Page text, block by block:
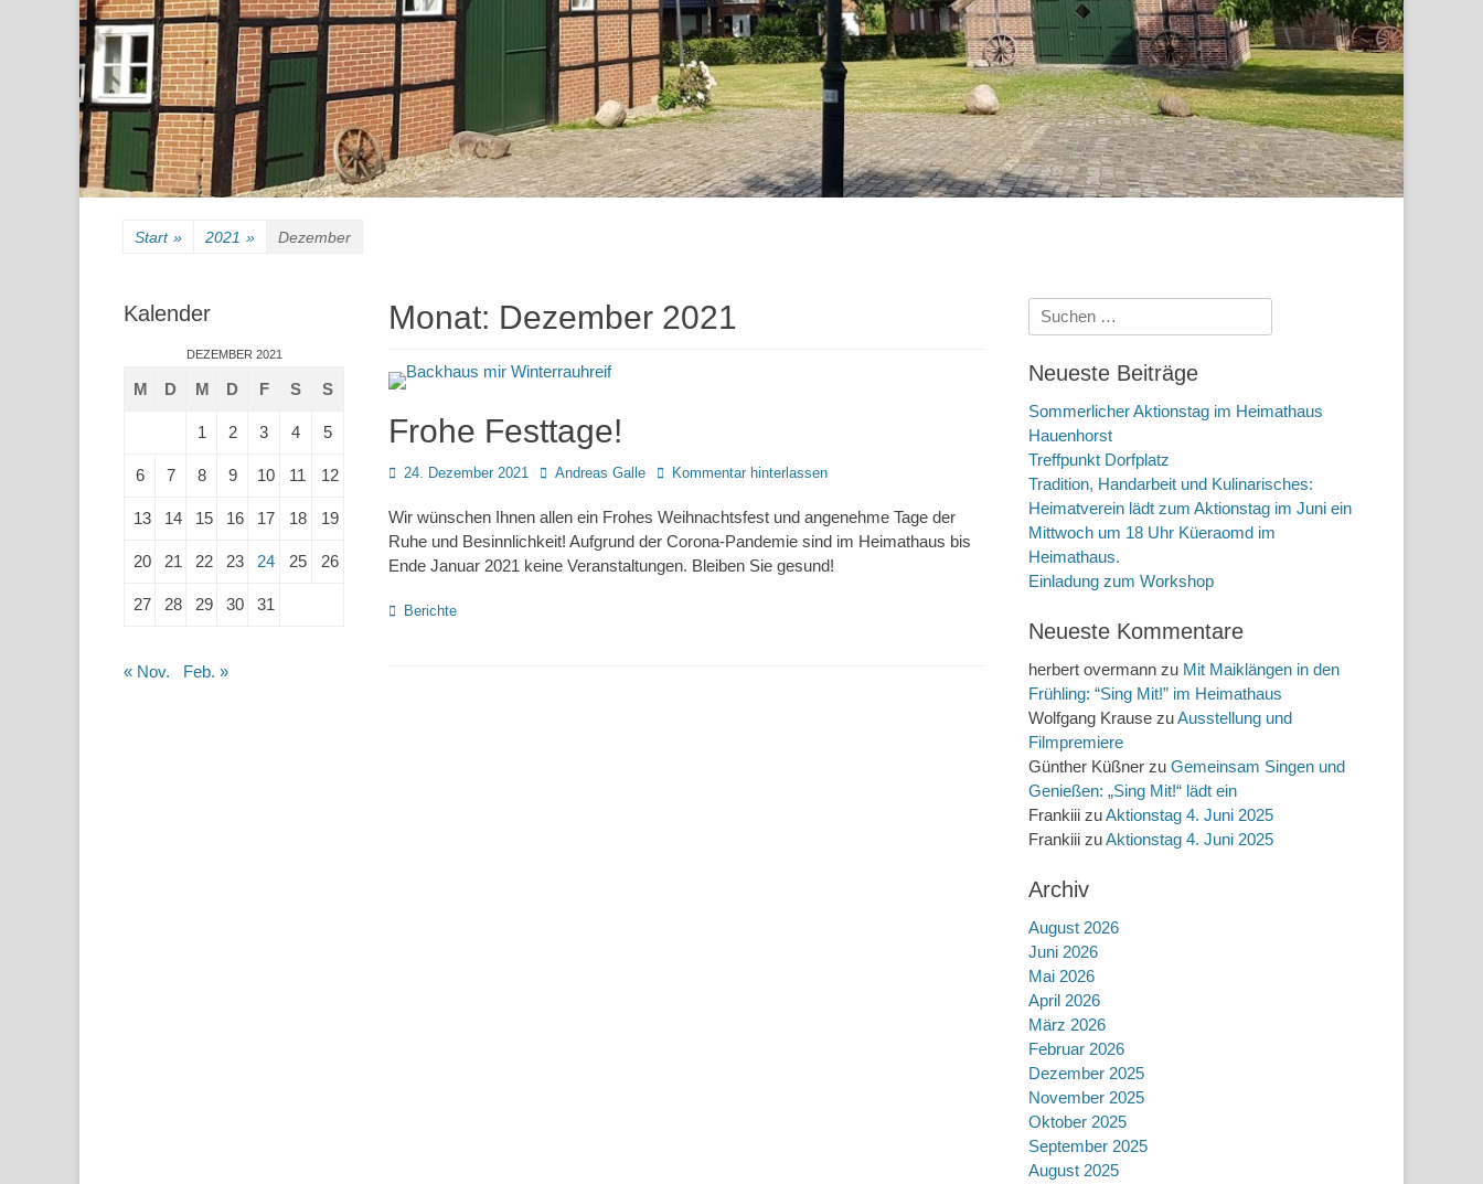
Start » 2021 » Dezember
Monat: Dezember 2021
Frohe Festtage!
Posted
24. Dezember 2021 AutorAndreas Galle Kommentar hinterlassen
Wir wünschen Ihnen allen ein Frohes Weihnachtsfest und angenehme Tage der
Ruhe und Besinnlichkeit! Aufgrund der Corona-Pandemie sind im Heimathaus bis
Ende Januar 2021 keine Veranstaltungen. Bleiben Sie gesund!
Kategorien
Berichte
Suchen
nach:
Neueste Beiträge
Sommerlicher Aktionstag im Heimathaus
Hauenhorst
Treffpunkt Dorfplatz
Tradition, Handarbeit und Kulinarisches:
Heimatverein lädt zum Aktionstag im Juni ein
Mittwoch um 18 Uhr Küeraomd im
Heimathaus.
Einladung zum Workshop
Neueste Kommentare
herbert overmann zu Mit Maiklängen in den
Frühling: “Sing Mit!” im Heimathaus
Wolfgang Krause zuAusstellung und
Filmpremiere
Günther Küßner zu Gemeinsam Singen und
Genießen: „Sing Mit!“ lädt ein
Frankiii zuAktionstag 4. Juni 2025
Frankiii zuAktionstag 4. Juni 2025
Archiv
August 2026
Juni 2026
Mai 2026
April 2026
März 2026
Februar 2026
Dezember 2025
November 2025
Oktober 2025
September 2025
August 2025
Kalender
DEZEMBER 2021
M D M D F S S
1 2 3 4 5
6 7 8 9 10 11 12
13 14 15 16 17 18 19
20 21 22 23 24 25 26
27 28 29 30 31
« Nov. Feb. »